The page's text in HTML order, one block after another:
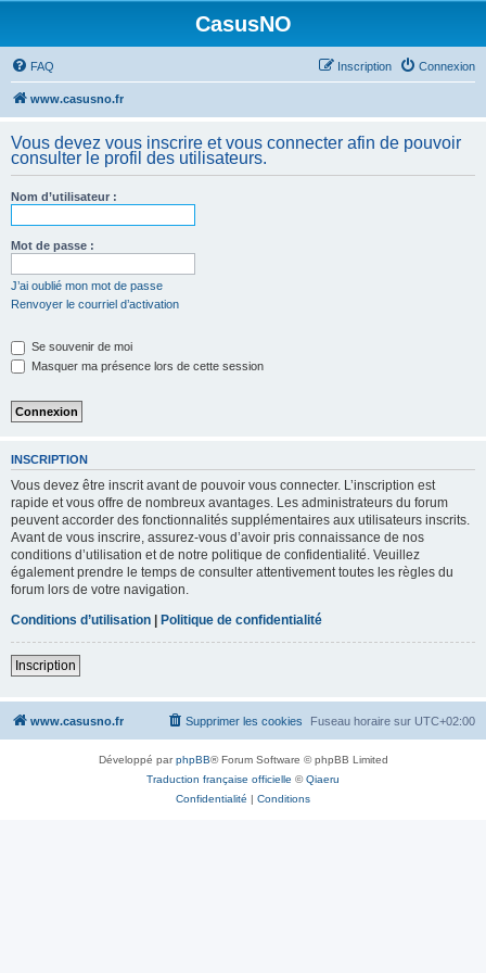
CasusNO
FAQ Connexion
Inscription
www.casusno.fr
Vous devez vous inscrire et vous connecter afin de pouvoir
consulter le profil des utilisateurs.
Nom d’utilisateur :
Mot de passe :
J’ai oublié mon mot de passe
Renvoyer le courriel d’activation
Se souvenir de moi
Masquer ma présence lors de cette session
INSCRIPTION
Vous devez être inscrit avant de pouvoir vous connecter. L’inscription est
rapide et vous offre de nombreux avantages. Les administrateurs du forum
peuvent accorder des fonctionnalités supplémentaires aux utilisateurs inscrits.
Avant de vous inscrire, assurez-vous d’avoir pris connaissance de nos
conditions d’utilisation et de notre politique de confidentialité. Veuillez
également prendre le temps de consulter attentivement toutes les règles du
forum lors de votre navigation.
Conditions d’utilisation | Politique de confidentialité
Inscription
www.casusno.fr Fuseau horaire sur UTC+02:00
Supprimer les cookies
Développé parphpBB® Forum Software © phpBB Limited
Traduction française officielle ©Qiaeru
Confidentialité | Conditions